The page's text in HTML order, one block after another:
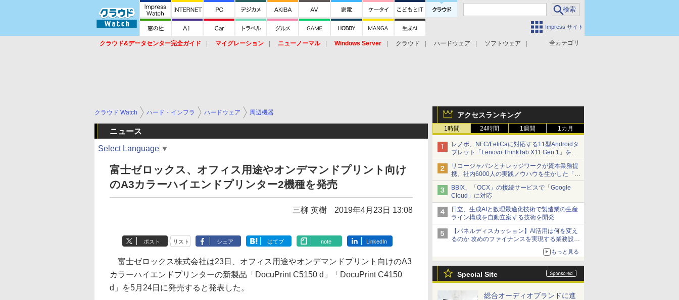
Impress サイト
全カテゴリ
クラウド&データセンター完全ガイド マイグレーション ニューノーマル Windows Server クラウド ハードウェア
ソフトウェア
アクセスランキング
1時間 24時間 1週間 1カ月
レノボ、NFC/FeliCaに対応する11型Androidタ
ブレット「Lenovo ThinkTab X11 Gen 1」を発
売
リコージャパンとナレッジワークが資本業務提
携、社内6000人の実践ノウハウを生かした「AI
商談記録 for RICOH」を展開へ
BBIX、「OCX」の接続サービスで「Google
Cloud」に対応
日立、生成AIと数理最適化技術で製造業の生産
ライン構成を自動立案する技術を開発
【パネルディスカッション】AI活用は何を変え
るのか 攻めのファイナンスを実現する業務設計
もっと見る
Special Site
総合オーディオブランドに進
クラウド Watch ハード・インフラ ハードウェア 周辺機器
ニュース
Select Language ▼
富士ゼロックス、オフィス用途やオンデマンドプリント向け
のA3カラーハイエンドプリンター2機種を発売
三柳 英樹 2019年4月23日 13:08
ポスト リスト シェア はてブ note LinkedIn
富士ゼロックス株式会社は23日、オフィス用途やオンデマンドプリント向けのA3
カラーハイエンドプリンターの新製品「DocuPrint C5150 d」「DocuPrint C4150
d」を5月24日に発売すると発表した。